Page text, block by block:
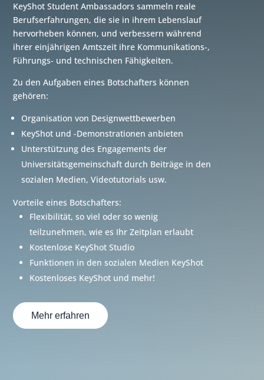
KeyShot Student Ambassadors sammeln reale
Berufserfahrungen, die sie in ihrem Lebenslauf
hervorheben können, und verbessern während
ihrer einjährigen Amtszeit ihre Kommunikations-,
Führungs- und technischen Fähigkeiten.
Zu den Aufgaben eines Botschafters können
gehören:
Organisation von Designwettbewerben
KeyShot und -Demonstrationen anbieten
Unterstützung des Engagements der
Universitätsgemeinschaft durch Beiträge in den
sozialen Medien, Videotutorials usw.
Vorteile eines Botschafters:
Flexibilität, so viel oder so wenig
teilzunehmen, wie es Ihr Zeitplan erlaubt
Kostenlose KeyShot Studio
Funktionen in den sozialen Medien KeyShot
Kostenloses KeyShot und mehr!
Mehr erfahren